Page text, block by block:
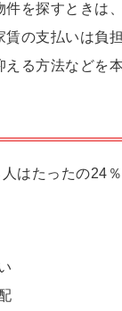
を探すときは
の支払いは負
る方法などを
はたったの24